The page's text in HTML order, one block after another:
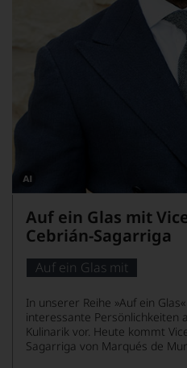
Dieses
Bild
wurde
mithilfe
von
verändert.
Auf ein Glas mit
Cebrián-Sagarriga
Auf ein Glas mit
In unserer Reihe »Auf ein
interessante Persönlichkeiten
Kulinarik vor. Heute kommt
Sagarriga von Marqués de